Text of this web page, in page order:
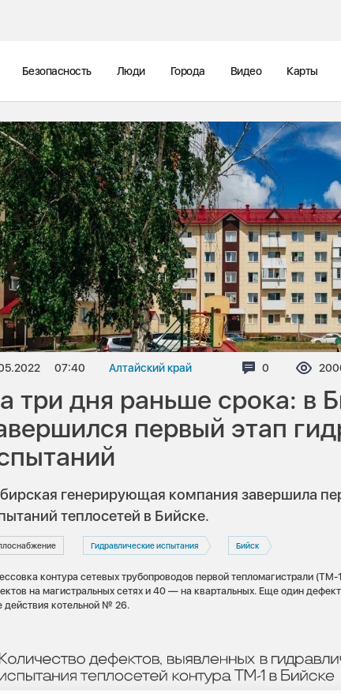
Безопасность Люди Города Видео Карты
07:40 Алтайский край 0
три дня раньше срока: в
первый этап
генерирующая компания завершила
теплосетей в Бийске.
Гидравлические испытания Бийск
контура сетевых трубопроводов первой тепломагистрали
на магистральных сетях и 40 — на квартальных. Еще один
действия котельной № 26.